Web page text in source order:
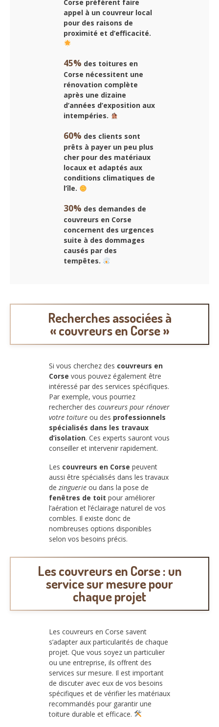
Corse préfèrent faire
appel à un couvreur local
pour des raisons de
proximité et d’efficacité.
45% des toitures en
Corse nécessitent une
rénovation complète
après une dizaine
d’années d’exposition aux
intempéries.
60% des clients sont
prêts à payer un peu plus
cher pour des matériaux
locaux et adaptés aux
conditions climatiques de
l’île.
30% des demandes de
couvreurs en Corse
concernent des urgences
suite à des dommages
causés par des
tempêtes.
Recherches associées à
« couvreurs en Corse »
Si vous cherchez des couvreurs en
Corse vous pouvez également être
intéressé par des services spécifiques.
Par exemple, vous pourriez
rechercher des couvreurs pour rénover
votre toiture ou des professionnels
spécialisés dans les travaux
d’isolation. Ces experts sauront vous
conseiller et intervenir rapidement.
Les couvreurs en Corse peuvent
aussi être spécialisés dans les travaux
de zinguerie ou dans la pose de
fenêtres de toit pour améliorer
l’aération et l’éclairage naturel de vos
combles. Il existe donc de
nombreuses options disponibles
selon vos besoins précis.
Les couvreurs en Corse : un
service sur mesure pour
chaque projet
Les couvreurs en Corse savent
s’adapter aux particularités de chaque
projet. Que vous soyez un particulier
ou une entreprise, ils offrent des
services sur mesure. Il est important
de discuter avec eux de vos besoins
spécifiques et de vérifier les matériaux
recommandés pour garantir une
toiture durable et efficace.